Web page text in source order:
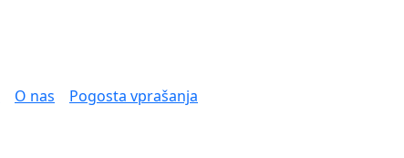
O nas Pogosta vprašanja